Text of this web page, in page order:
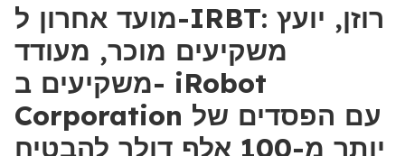
מועד אחרון ל-IRBT: רוזן, יועץ
משקיעים מוכר, מעודד
משקיעים ב- iRobot
Corporation עם הפסדים של
יותר מ-100 אלף דולר להבטיח